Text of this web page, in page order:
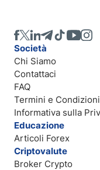
Società
Chi Siamo
Contattaci
FAQ
Termini e Condizioni
Informativa sulla
Educazione
Articoli Forex
Criptovalute
Broker Crypto